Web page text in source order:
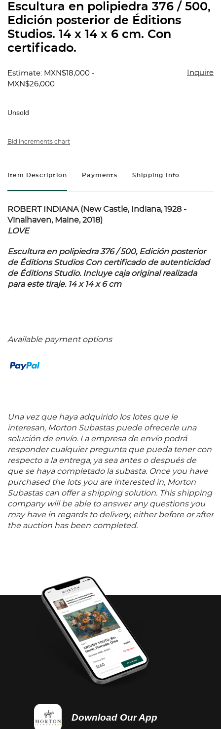
Escultura en polipiedra 376 / 500,
Edición posterior de Éditions
Studios. 14 x 14 x 6 cm. Con
certificado.
Estimate: MXN$18,000 -
MXN$26,000
Inquire
Unsold
Bid increments chart
Item Description Payments Shipping Info
ROBERT INDIANA (New Castle, Indiana, 1928 -
Vinalhaven, Maine, 2018)
LOVE
Escultura en polipiedra 376 / 500, Edición posterior
de Éditions Studios Con certificado de autenticidad
de Éditions Studio. Incluye caja original realizada
para este tiraje. 14 x 14 x 6 cm
Available payment options
Una vez que haya adquirido los lotes que le
interesan, Morton Subastas puede ofrecerle una
solución de envío. La empresa de envío podrá
responder cualquier pregunta que pueda tener con
respecto a la entrega, ya sea antes o después de
que se haya completado la subasta. Once you have
purchased the lots you are interested in, Morton
Subastas can offer a shipping solution. This shipping
company will be able to answer any questions you
may have in regards to delivery, either before or after
the auction has been completed.
Download Our App